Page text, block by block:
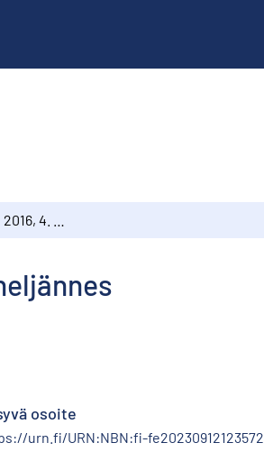
osoite
urn.fi/URN:NBN:fi-fe20230912123572